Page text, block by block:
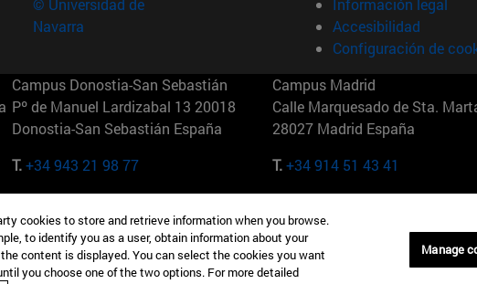
© Universidad de
Navarra
Información legal
Accesibilidad
Configuración de
Campus Donostia-San Sebastián
Pº de Manuel Lardizabal 13 20018
Donostia-San Sebastián España
T.+34 943 21 98 77
Campus Madrid
Calle Marquesado de Sta.
28027 Madrid España
T.+34 914 51 43 41
165 W 57th St 10019-2201 Nueva York
EE.UU
Maria-Theresia-Straße 15 81675
Múnich Alemania
cookies to store and retrieve information when you browse.
to identify you as a user, obtain information about your
content is displayed. You can select the cookies you want
you choose one of the two options. For more detailed
Manage